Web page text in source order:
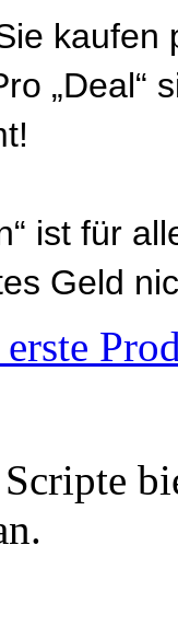
„Deal“
ist für
Geld